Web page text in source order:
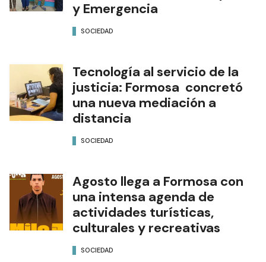
y Emergencia
SOCIEDAD
Tecnología al servicio de la
justicia: Formosa concretó
una nueva mediación a
distancia
SOCIEDAD
Agosto llega a Formosa con
una intensa agenda de
actividades turísticas,
culturales y recreativas
SOCIEDAD